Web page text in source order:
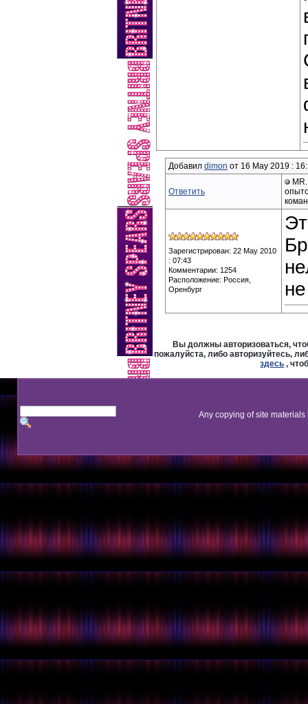
Добавил dimon от 16 May 2019 :
Ответить
Зарегистрирован: 22 May 2010
: 07:43
Комментарии: 1254
Расположение: Россия,
Оренбург
Вы должны авторизоваться,
пожалуйста, либо авторизуйтесь,
здесь ,
Any copying of site